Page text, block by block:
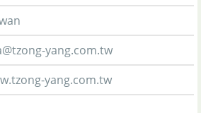
yang.com.tw
yang.com.tw